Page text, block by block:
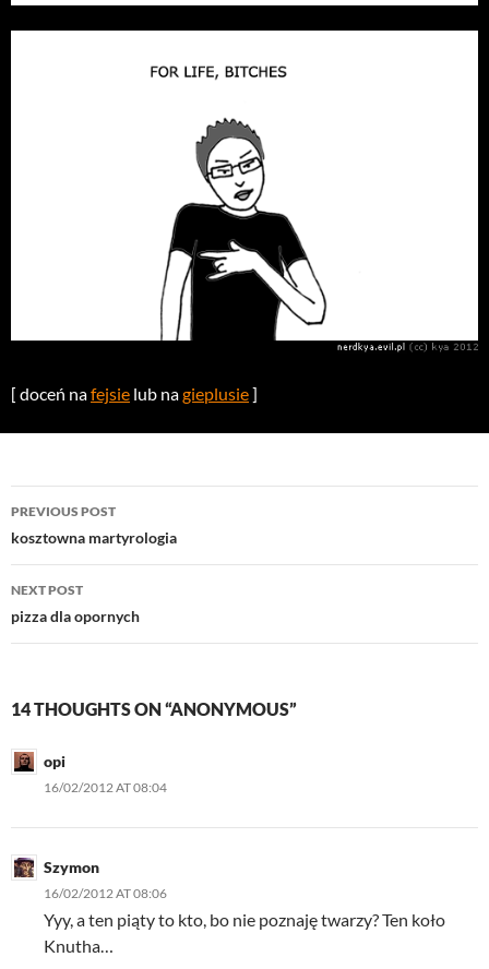
[ doceń nafejsie lub nagieplusie]
Post
navigation
PREVIOUS POST
kosztowna martyrologia
NEXT POST
pizza dla opornych
14 THOUGHTS ON “ANONYMOUS”
opi
16/02/2012 AT 08:04
Szymon
16/02/2012 AT 08:06
Yyy, a ten piąty to kto, bo nie poznaję twarzy? Ten koło
Knutha…